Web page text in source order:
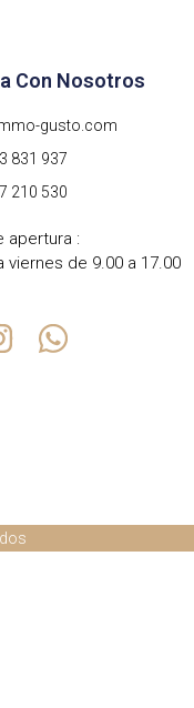
Con Nosotros
gusto.com
831 937
210 530
apertura :
viernes de 9.00 a 17.00